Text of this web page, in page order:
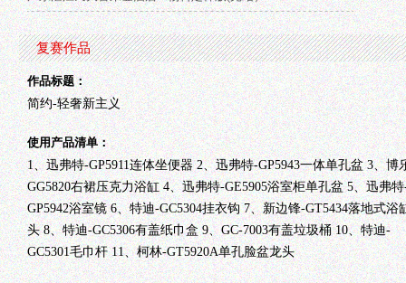
复赛作品
作品标题：
简约-轻奢新主义
使用产品清单：
1、迅弗特-GP5911连体坐便器 2、迅弗特-GP5943一体单孔盆 3、博
GG5820右裙压克力浴缸 4、迅弗特-GE5905浴室柜单孔盆 5、迅弗
GP5942浴室镜 6、特迪-GC5304挂衣钩 7、新边锋-GT5434落地式浴
头 8、特迪-GC5306有盖纸巾盒 9、GC-7003有盖垃圾桶 10、特迪-
GC5301毛巾杆 11、柯林-GT5920A单孔脸盆龙头